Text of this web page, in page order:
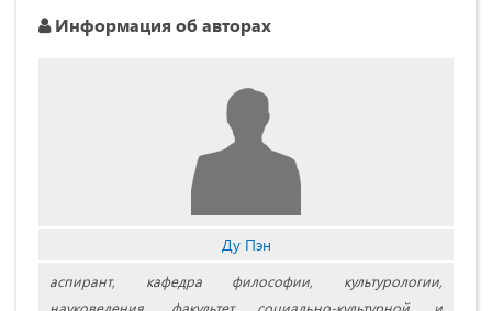
Информация об авторах
Ду Пэн
аспирант, кафедра философии, культурологии,
науковедения, факультет социально-культурной и